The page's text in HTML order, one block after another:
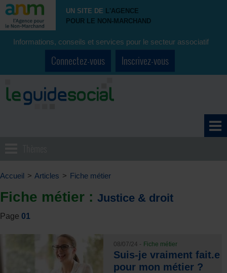
UN SITE DE L'AGENCE
POUR LE NON-MARCHAND
Informations, conseils et services pour le secteur associatif
Connectez-vous Inscrivez-vous
Accueil > Articles > Fiche métier
Fiche métier : Justice & droit
Page 01
08/07/24 - Fiche métier
Suis-je vraiment fait.e
pour mon métier ?